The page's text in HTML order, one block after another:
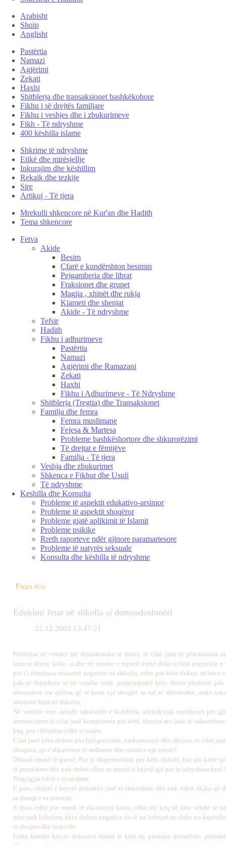
Arabisht
Shqip
Anglisht
Pastërtia
Namazi
Agjërimi
Zekati
Haxhi
Shitblerja dhe transaksionet bashkëkohore
Fikhu i së drejtës familjare
Fikhu i veshjes dhe i zbukurimeve
Fikh - Të ndryshme
400 këshilla islame
Shkrime të ndryshme
Etikë dhe mirësjellje
Inkurajim dhe këshillim
Rekaik dhe tezkije
Sire
Artikuj - Të tjera
Mrekulli shkencore në Kur'an dhe Hadith
Tema shkencore
Fetva
Akide
Besim
Çfarë e kundërshton besimin
Pejgamberia dhe librat
Fraksionet dhe grupet
Magjia , xhinët dhe rukja
Kiameti dhe shenjat
Akide - Të ndryshme
Tefsir
Hadith
Fikhu i adhurimeve
Pastërtia
Namazi
Agjërimi dhe Ramazani
Zekati
Haxhi
Fikhu i Adhurimeve - Të Ndryshme
Shitblerja (Tregtia) dhe Transaksionet
Familja dhe femra
Femra muslimane
Fejesa & Martesa
Probleme bashkëshortore dhe shkurorëzimi
Të drejtat e fëmijëve
Familja - Të tjera
Veshja dhe zbukurimet
Shkenca e Fikhut dhe Usuli
Të ndryshme
Keshilla dhe Konsulta
Probleme të aspektit edukativo-arsimor
Probleme të aspektit shoqëror
Probleme gjatë aplikimit të Islamit
Probleme psikike
Rreth raporteve ndër gjinore paramartesore
Probleme të natyrës seksuale
Konsulta dhe këshilla të ndryshme
Faqja juaj
Edukimi fetar në shkolla si domosdoshmëri
22.12.2009 13:47:21
Përderisa në vendet më demokratike të botës, të cilat janë të përcaktuara
larta si shtete laike, si dhe në vendet e rajonit është duke u bërë përpjekje e
për t'i eliminuar dukuritë negative në shkolla, edhe pse këto dukuri në këto
pak të shprehura se në vendin tonë, prapëseprapë këto shtete përdorin
alternativë me qëllim që të kenë një shoqëri sa më të shëndoshë, duke
mësimin fetar në shkolla.
Në vendin tonë ndodh saktësisht e kundërta, askush nuk merakoset për
institucionet të cilat janë kompetente për këtë, thuajse ato janë të
kaq, por cilësohen edhe si zotësi.
Cilat janë këto dukuri pos huliganizmit, narkomanisë dhe dhunës, të cilat
shoqërie, që e shkatërron të ardhmen dhe rininë e një vendi?
Dikush mund të pyesë: Pse të shqetësohemi për këto dukuri, kur ato kanë
të pranishme dhe nuk duket sikur ne mund të bëjmë gjë për ta ndryshuar ketë?
Përgjigjja është e dyanshme.
E para, efektet e këtyre dukurive janë të tmerrshme dhe nuk është diçka që
ta durojë e ta tolerojë.
E dyta, edhe pse mund të ekzistojnë kudo, edhe më keq në disa vende se
nëse nuk luftohen, këto dukuri negative do të na luftojnë ne duke na
si shoqëri dhe individë.
Lufta kundër këtyre dukurive mund të ketë dy përmasa themelore: